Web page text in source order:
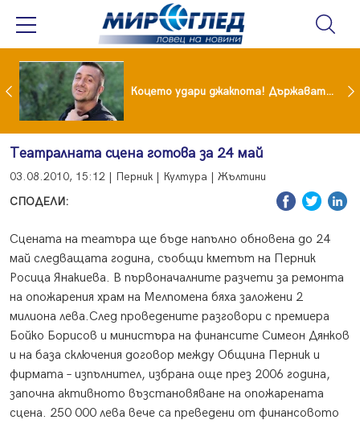
Тишина преди бурята! Защо Саня Армутлиева продължава да мълчи за раздялата с Дара? Коцето удари джакпота! Държавата му плаща 95 000 евро
Театралната сцена готова за 24 май
03.08.2010, 15:12 | Перник | Култура | Жълтини
СПОДЕЛИ:
Сцената на театъра ще бъде напълно обновена до 24
май следващата година, съобщи кметът на Перник
Росица Янакиева. В първоначалните разчети за ремонта
на опожарения храм на Мелпомена бяха заложени 2
милиона лева.След проведените разговори с премиера
Бойко Борисов и министъра на финансите Симеон Дянков
и на база сключения договор между Община Перник и
фирмата – изпълнител, избрана още през 2006 година,
започна активното възстановяване на опожарената
сцена. 250 000 лева вече са преведени от финансовото